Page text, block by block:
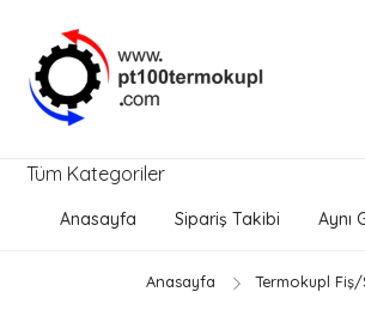
Tüm Kategoriler
Anasayfa Sipariş Takibi Aynı
Anasayfa Termokupl Fiş/